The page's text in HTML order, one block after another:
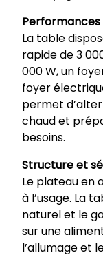
La table
rapide de 3
000 W, un
foyer
permet
chaud et
besoins.
Structure et
Le plateau en
à l’usage. La
naturel et le
sur une
l’allumage et